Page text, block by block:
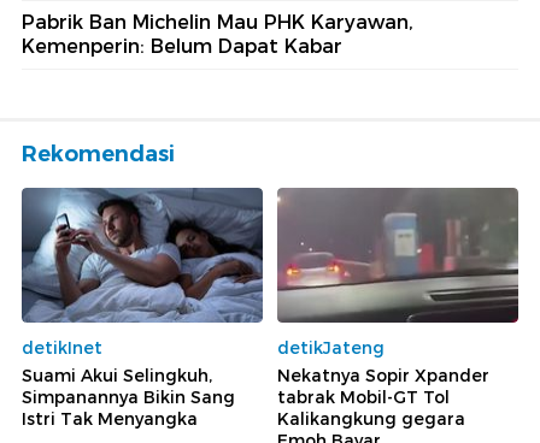
Pabrik Ban Michelin Mau PHK Karyawan,
Kemenperin: Belum Dapat Kabar
Rekomendasi
detikInet
Suami Akui Selingkuh,
Simpanannya Bikin Sang
Istri Tak Menyangka
detikJateng
Nekatnya Sopir Xpander
tabrak Mobil-GT Tol
Kalikangkung gegara